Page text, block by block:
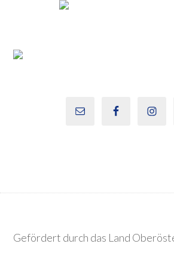
Gefördert durch das Land